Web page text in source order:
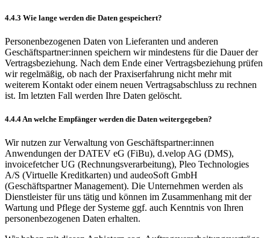
4.4.3 Wie lange werden die Daten gespeichert?
Personenbezogenen Daten von Lieferanten und anderen
Geschäftspartner:innen speichern wir mindestens für die Dauer der
Vertragsbeziehung. Nach dem Ende einer Vertragsbeziehung prüfen
wir regelmäßig, ob nach der Praxiserfahrung nicht mehr mit
weiterem Kontakt oder einem neuen Vertragsabschluss zu rechnen
ist. Im letzten Fall werden Ihre Daten gelöscht.
4.4.4 An welche Empfänger werden die Daten weitergegeben?
Wir nutzen zur Verwaltung von Geschäftspartner:innen
Anwendungen der DATEV eG (FiBu), d.velop AG (DMS),
invoicefetcher UG (Rechnungsverarbeitung), Pleo Technologies
A/S (Virtuelle Kreditkarten) und audeoSoft GmbH
(Geschäftspartner Management). Die Unternehmen werden als
Dienstleister für uns tätig und können im Zusammenhang mit der
Wartung und Pflege der Systeme ggf. auch Kenntnis von Ihren
personenbezogenen Daten erhalten.